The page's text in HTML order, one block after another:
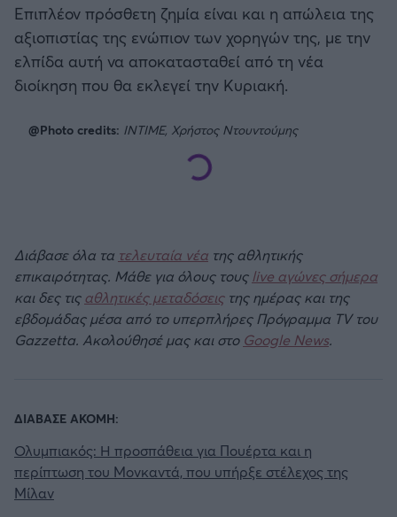
Επιπλέον πρόσθετη ζημία είναι και η απώλεια της
αξιοπιστίας της ενώπιον των χορηγών της, με την
ελπίδα αυτή να αποκατασταθεί από τη νέα
διοίκηση που θα εκλεγεί την Κυριακή.
@Photo credits: INTIME, Χρήστος Ντουντούμης
Διάβασε όλα τα τελευταία νέα της αθλητικής
επικαιρότητας. Μάθε για όλους τους live αγώνες σήμερα
και δες τιςαθλητικές μεταδόσειςτης ημέρας και της
εβδομάδας μέσα από το υπερπλήρες Πρόγραμμα TV του
Gazzetta. Ακολούθησέ μας και στο Google News.
ΔΙΑΒΑΣΕ ΑΚΟΜΗ:
Ολυμπιακός: Η προσπάθεια για Πουέρτα και η
περίπτωση του Μονκαντά, που υπήρξε στέλεχος της
Μίλαν